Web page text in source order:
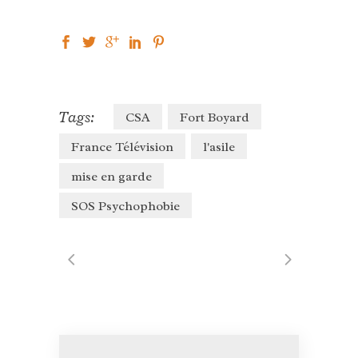
Tags: CSA
Fort Boyard
France Télévision
l'asile
mise en garde
SOS Psychophobie